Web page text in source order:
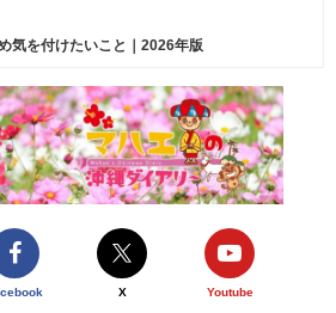
気を付けたいこと｜2026年版
X Youtube